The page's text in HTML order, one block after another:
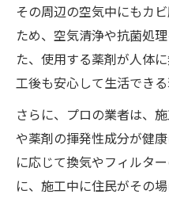
その周辺の空気中にもカ
ため、空気清浄や抗菌処
た、使用する薬剤が人体
工後も安心して生活できる
さらに、プロの業者は、
や薬剤の揮発性成分が健
に応じて換気やフィルタ
に、施工中に住民がその